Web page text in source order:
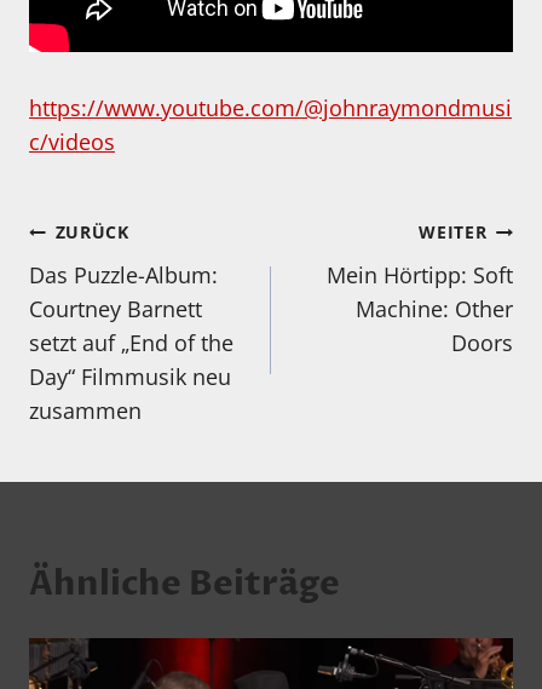
https://www.youtube.com/@johnraymondmusi
c/videos
Beitragsnavigation
ZURÜCK
Das Puzzle-Album:
Courtney Barnett
setzt auf „End of the
Day“ Filmmusik neu
zusammen
WEITER
Mein Hörtipp: Soft
Machine: Other
Doors
Ähnliche Beiträge